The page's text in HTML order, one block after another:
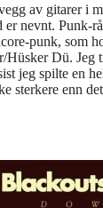
av gitarer i
nevnt. Punk-
punk, som
Dü.
jeg spilte en
sterkere enn